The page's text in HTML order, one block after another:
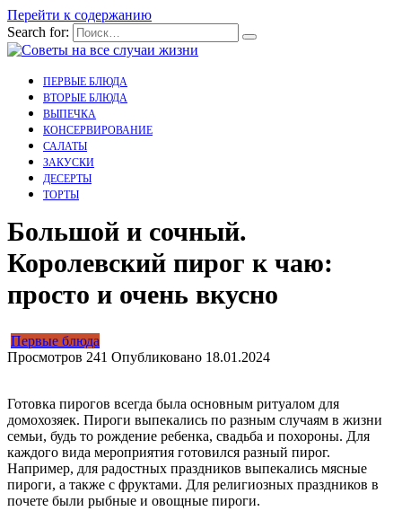
Перейти к содержанию
Search for:
ПЕРВЫЕ БЛЮДА
ВТОРЫЕ БЛЮДА
ВЫПЕЧКА
КОНСЕРВИРОВАНИЕ
САЛАТЫ
ЗАКУСКИ
ДЕСЕРТЫ
ТОРТЫ
Большой и сочный.
Королевский пирог к чаю:
просто и очень вкусно
Первые блюда
Просмотров 241 Опубликовано 18.01.2024
Готовка пирогов всегда была основным ритуалом для
домохозяек. Пироги выпекались по разным случаям в жизни
семьи, будь то рождение ребенка, свадьба и похороны. Для
каждого вида мероприятия готовился разный пирог.
Например, для радостных праздников выпекались мясные
пироги, а также с фруктами. Для религиозных праздников в
почете были рыбные и овощные пироги.